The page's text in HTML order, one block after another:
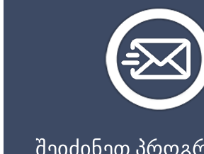
შეიძინეთ